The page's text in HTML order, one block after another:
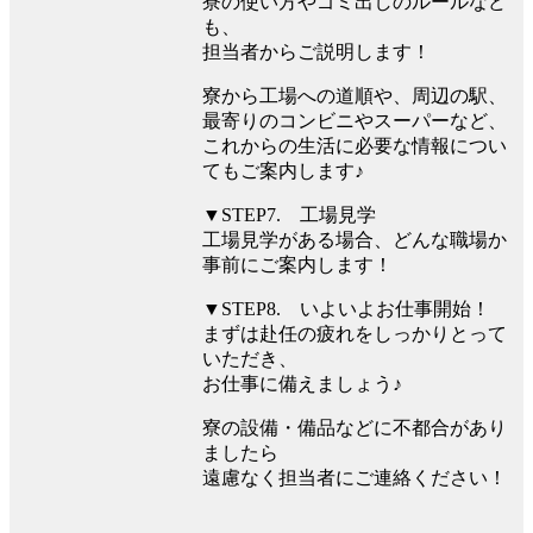
も、
担当者からご説明します！
寮から工場への道順や、周辺の駅、
最寄りのコンビニやスーパーなど、
これからの生活に必要な情報につい
てもご案内します♪
▼STEP7. 工場見学
工場見学がある場合、どんな職場か
事前にご案内します！
▼STEP8. いよいよお仕事開始！
まずは赴任の疲れをしっかりとって
いただき、
お仕事に備えましょう♪
寮の設備・備品などに不都合があり
ましたら
遠慮なく担当者にご連絡ください！